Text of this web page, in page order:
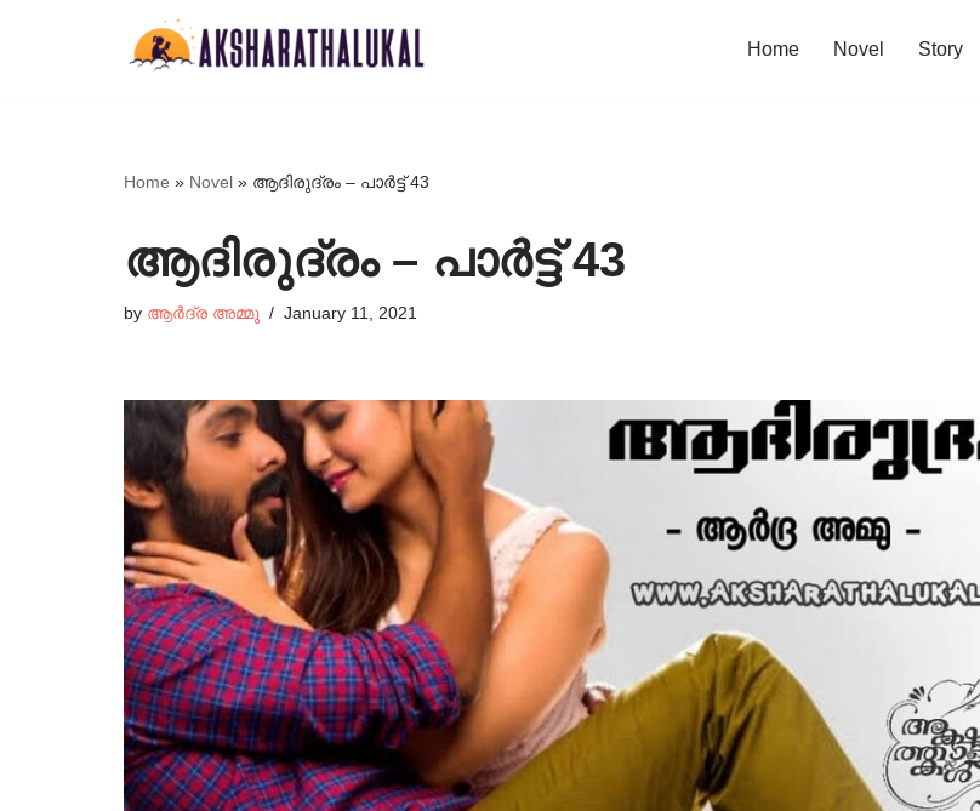
Home Novel Story
Home » Novel » ആദിരുദ്രം – പാർട്ട്‌ 43
ആദിരുദ്രം – പാർട്ട്‌ 43
by ആർദ്ര അമ്മു January 11, 2021